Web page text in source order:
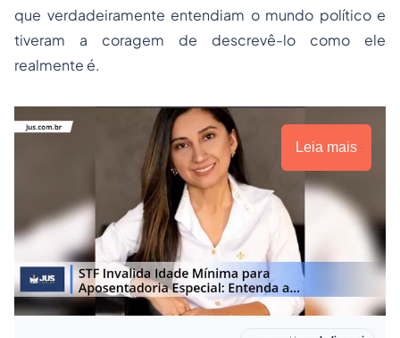
que verdadeiramente entendiam o mundo político e
tiveram a coragem de descrevê-lo como ele
realmente é.
Leia mais